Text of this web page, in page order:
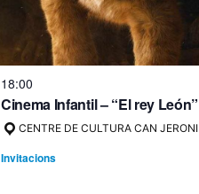
18:00
Cinema Infantil – “El rey León”
CENTRE DE CULTURA CAN JERONI
Invitacions